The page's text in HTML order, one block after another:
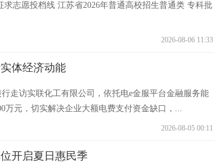
志愿投档线 江苏省2026年普通高校招生普通类 专科批
2026-08-06 11:33
体经济动能
走访实联化工有限公司，依托电e金服平台金融服务能
万元，切实解决企业大额电费支付资金缺口，...
2026-08-05 00:11
开启夏日惠民季